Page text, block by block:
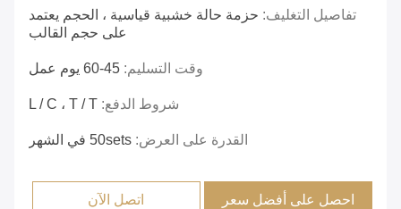
تفاصيل التغليف: حزمة حالة خشبية قياسية ، الحجم يعتمد
على حجم القالب
وقت التسليم: 45-60 يوم عمل
شروط الدفع: L / C ، T / T
القدرة على العرض: 50sets في الشهر
احصل على أفضل سعر اتصل الآن